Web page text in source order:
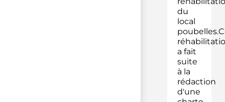
du
local
a fait
suite
à la
rédaction
d'une